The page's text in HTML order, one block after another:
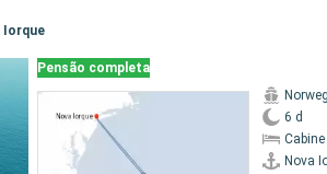
Iorque
Pensão completa
6 d
Nova